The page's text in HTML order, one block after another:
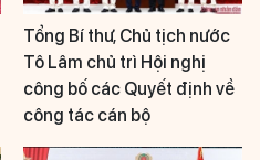
Tổng Bí thư, Chủ tịch nước
Tô Lâm chủ trì Hội nghị
công bố các Quyết định về
công tác cán bộ